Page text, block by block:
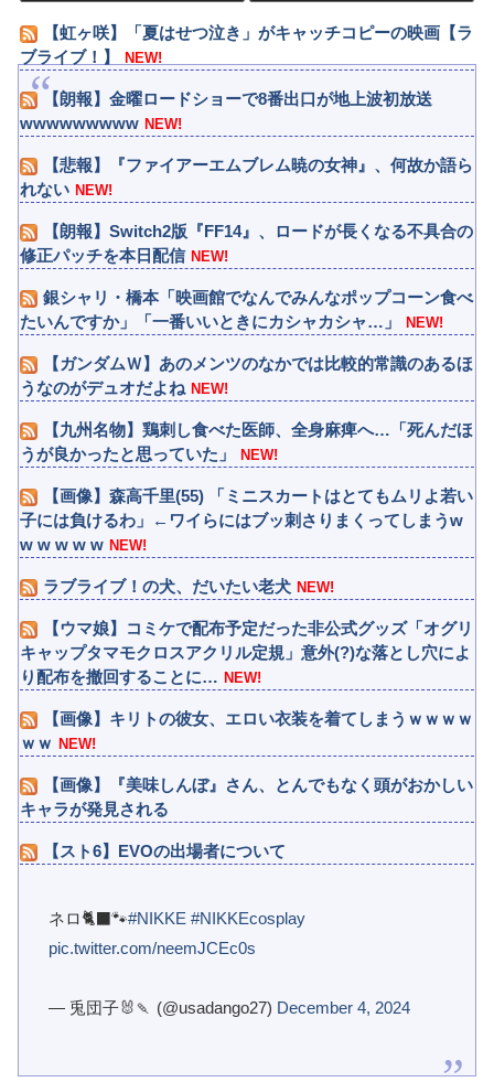
る
【虹ヶ咲】「夏はせつ泣き」がキャッチコピーの映画【ラ
ブライブ！】
NEW!
【朗報】金曜ロードショーで8番出口が地上波初放送
wwwwwwwww NEW!
【悲報】『ファイアーエムブレム暁の女神』、何故か語ら
れない NEW!
【朗報】Switch2版『FF14』、ロードが長くなる不具合の
修正パッチを本日配信 NEW!
銀シャリ・橋本「映画館でなんでみんなポップコーン食べ
たいんですか」「一番いいときにカシャカシャ…」
NEW!
【ガンダムＷ】あのメンツのなかでは比較的常識のあるほ
うなのがデュオだよね NEW!
【九州名物】鶏刺し食べた医師、全身麻痺へ…「死んだほ
うが良かったと思っていた」
NEW!
【画像】森高千里(55) 「ミニスカートはとてもムリよ若い
子には負けるわ」←ワイらにはブッ刺さりまくってしまうw
w w w w w NEW!
ラブライブ！の犬、だいたい老犬 NEW!
【ウマ娘】コミケで配布予定だった非公式グッズ「オグリ
キャップタマモクロスアクリル定規」意外(?)な落とし穴によ
り配布を撤回することに… NEW!
【画像】キリトの彼女、エロい衣装を着てしまうｗｗｗｗ
ｗｗ NEW!
【画像】『美味しんぼ』さん、とんでもなく頭がおかしい
キャラが発見される
【スト6】EVOの出場者について
ネロ🐈‍⬛🐾#NIKKE #NIKKEcosplay
pic.twitter.com/neemJCEc0s
— 兎団子🐰🍡 (@usadango27) December 4, 2024